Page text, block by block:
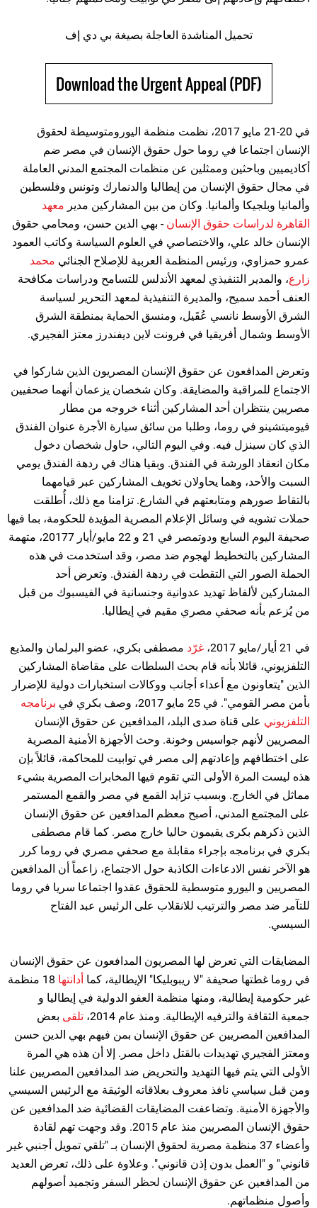
تحميل المناشدة العاجلة بصيغة بي دي إف
Download the Urgent Appeal (PDF)
في 20-21 مايو 2017، نظمت منظمة اليورومتوسيطة لحقوق
الإنسان اجتماعا في روما حول حقوق الإنسان في مصر ضم
أكاديميين وباحثين وممثلين عن منظمات المجتمع المدني العاملة
في مجال حقوق الإنسان من إيطاليا والدنمارك وتونس وفلسطين
وألمانيا وبلجيكا وألمانيا. وكان من بين المشاركين مدير معهد
القاهرة لدراسات حقوق الإنسان - بهي الدين حسن، ومحامي حقوق
الإنسان خالد علي، والاختصاصي في العلوم السياسة وكاتب العمود
عمرو حمزاوي، ورئيس المنظمة العربية للإصلاح الجنائي محمد
زارع، والمدير التنفيذي لمعهد الأندلس للتسامح ودراسات مكافحة
العنف أحمد سميح، والمديرة التنفيذية لمعهد التحرير لسياسة
الشرق الأوسط نانسي عُقَيل، ومنسق الحماية بمنطقة الشرق
الأوسط وشمال أفريقيا في فرونت لاين ديفندرز معتز الفجيري.
وتعرض المدافعون عن حقوق الإنسان المصريون الذين شاركوا في
الاجتماع للمراقبة والمضايقة. وكان شخصان يزعمان أنهما صحفيين
مصريين ينتظران أحد المشاركين أثناء خروجه من مطار
فيوميتشينو في روما، وطلبا من سائق سيارة الأجرة عنوان الفندق
الذي كان سينزل فيه. وفي اليوم التالي، حاول شخصان دخول
مكان انعقاد الورشة في الفندق. وبقيا هناك في ردهة الفندق يومي
السبت والأحد، وهما يحاولان تخويف المشاركين عبر قيامهما
بالتقاط صورهم ومتابعتهم في الشارع. تزامنا مع ذلك، أُطلقت
حملات تشويه في وسائل الإعلام المصرية المؤيدة للحكومة، بما فيها
صحيفة اليوم السابع ودوتمصر في 21 و 22 مايو/أيار 20177، متهمة
المشاركين بالتخطيط لهجوم ضد مصر، وقد استخدمت في هذه
الحملة الصور التي التقطت في ردهة الفندق. وتعرض أحد
المشاركين لألفاظ تهديد عدوانية وجنسانية في الفيسبوك من قبل
من يُزعم بأنه صحفي مصري مقيم في إيطاليا.
في 21 أيار/مايو 2017، غرّد مصطفى بكري، عضو البرلمان والمذيع
التلفزيوني، قائلا بأنه قام بحث السلطات على مقاضاة المشاركين
الذين "يتعاونون مع أعداء أجانب ووكالات استخبارات دولية للإضرار
بأمن مصر القومي". في 25 مايو 2017، وصف بكري في
برنامجه
التلفزيوني على قناة صدى البلد، المدافعين عن حقوق الإنسان
المصريين لأنهم جواسيس وخونة. وحث الأجهزة الأمنية المصرية
على اختطافهم وإعادتهم إلى مصر في توابيت للمحاكمة، قائلاً بإن
هذه ليست المرة الأولى التي تقوم فيها المخابرات المصرية بشيء
مماثل في الخارج. وبسبب تزايد القمع في مصر والقمع المستمر
على المجتمع المدني، أصبح معظم المدافعين عن حقوق الإنسان
الذين ذكرهم بكرى يقيمون حاليا خارج مصر. كما قام مصطفى
بكري في برنامجه بإجراء مقابلة مع صحفي مصري في روما كرر
هو الآخر نفس الادعاءات الكاذبة حول الاجتماع، زاعماً أن المدافعين
المصريين و اليورو متوسطية للحقوق عقدوا اجتماعا سريا في روما
للتآمر ضد مصر والترتيب للانقلاب على الرئيس عبد الفتاح
السيسي.
المضايقات التي تعرض لها المصريون المدافعون عن حقوق الإنسان
في روما غطتها صحيفة "لا ريبوبليكا" الإيطالية، كما أدانتها
18 منظمة
غير حكومية إيطالية، ومنها منظمة العفو الدولية في إيطاليا و
جمعية الثقافة والترفيه الإيطالية. ومنذ عام 2014،
تلقى بعض
المدافعين المصريين عن حقوق الإنسان بمن فيهم بهي الدين حسن
ومعتز الفجيري تهديدات بالقتل داخل مصر. إلا أن هذه هي المرة
الأولى التي يتم فيها التهديد والتحريض ضد المدافعين المصريين علنا
ومن قبل سياسي نافذ معروف بعلاقاته الوثيقة مع الرئيس السيسي
والأجهزة الأمنية. وتضاعفت المضايقات القضائية ضد المدافعين عن
حقوق الإنسان المصريين منذ عام 2015. وقد وجهت تهم لقادة
وأعضاء 37 منظمة مصرية لحقوق الإنسان بـ "تلقي تمويل أجنبي غير
قانوني" و "العمل بدون إذن قانوني". وعلاوة على ذلك، تعرض العديد
من المدافعين عن حقوق الإنسان لحظر السفر وتجميد أصولهم
وأصول منظماتهم.